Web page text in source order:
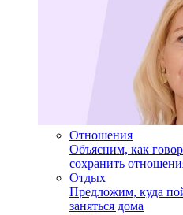
Отношения
Объясним, как
сохранить
Отдых
Предложим, куда
заняться дома